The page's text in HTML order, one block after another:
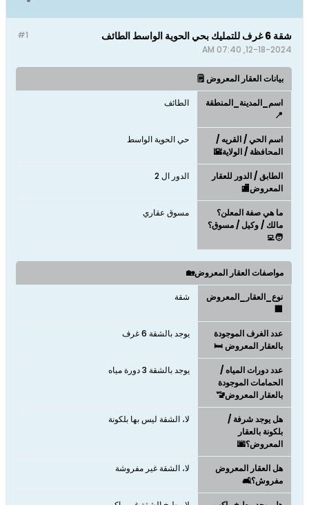
#1 شقة 6 غرف للتمليك بحي الحوية الواسط الطائف
12-18-2024, 07:40 AM
بيانات العقار المعروض 🗒️
اسم_المدينة_المنطقة
📍
الطائف
اسم الحي / القريه /
المحافظة / الولاية🌇
حي الحوية الواسط
الطابق / الدور للعقار
المعروض🏬
الدور ال 2
ما هي صفة المعلن؟
مالك / وكيل / مسوق؟
🧑‍💻
مسوق عقاري
مواصفات العقار المعروض🏡
نوع_العقار_المعروض
🏢
شقة
عدد الغرف الموجودة
بالعقار المعروض 🛏️
يوجد بالشقة 6 غرف
عدد دورات المياه /
الحمامات الموجودة
بالعقار المعروض🚾
يوجد بالشقة 3 دورة مياه
هل يوجد شرفة /
بلكونة بالعقار
المعروض؟🌆
لا، الشقة ليس بها بلكونة
هل العقار المعروض
مفروش؟🛋️
لا، الشقة غير مفروشة